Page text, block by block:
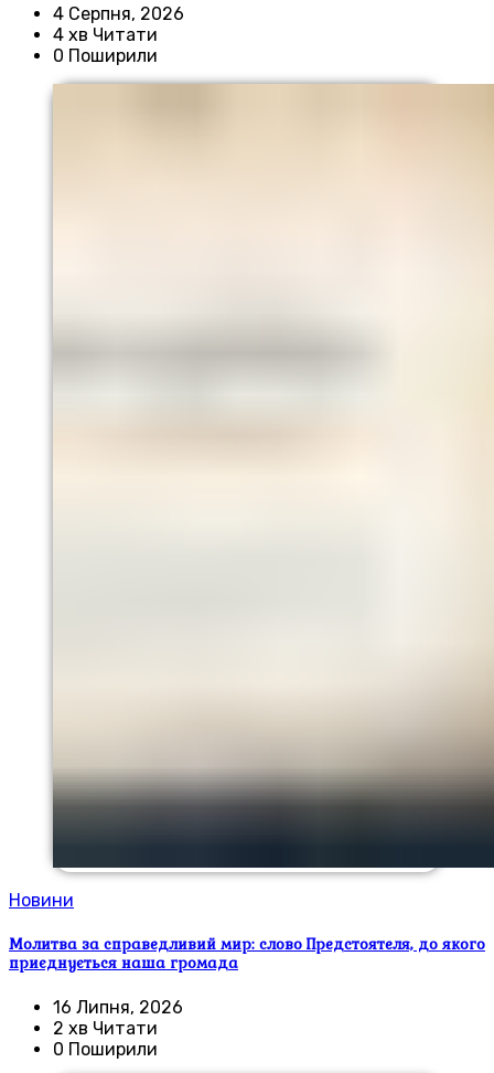
4 Серпня, 2026
4 хв Читати
0 Поширили
Новини
Молитва за справедливий мир: слово Предстоятеля, до якого
приєднується наша громада
16 Липня, 2026
2 хв Читати
0 Поширили